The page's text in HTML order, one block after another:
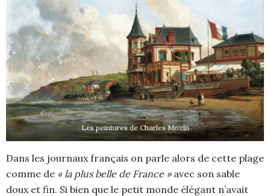
Les peintures de Charles Mozin
Dans les journaux français on parle alors de cette plage
comme de « la plus belle de France »avec son sable
doux et fin. Si bien que le petit monde élégant n’avait